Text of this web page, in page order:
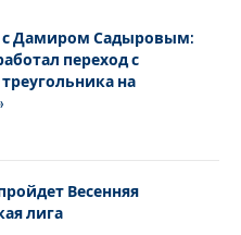
Дамиром Садыровым:
переход с
на
Весенняя
лига